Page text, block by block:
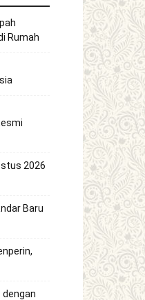
Rumah
2026
Baru
dengan